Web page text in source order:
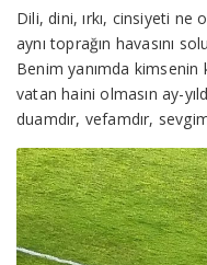
Dili, dini, ırkı, cinsiyeti ne
aynı toprağın havasını
Benim yanımda
vatan haini olmasın ay-
duamdır, vefamdır,